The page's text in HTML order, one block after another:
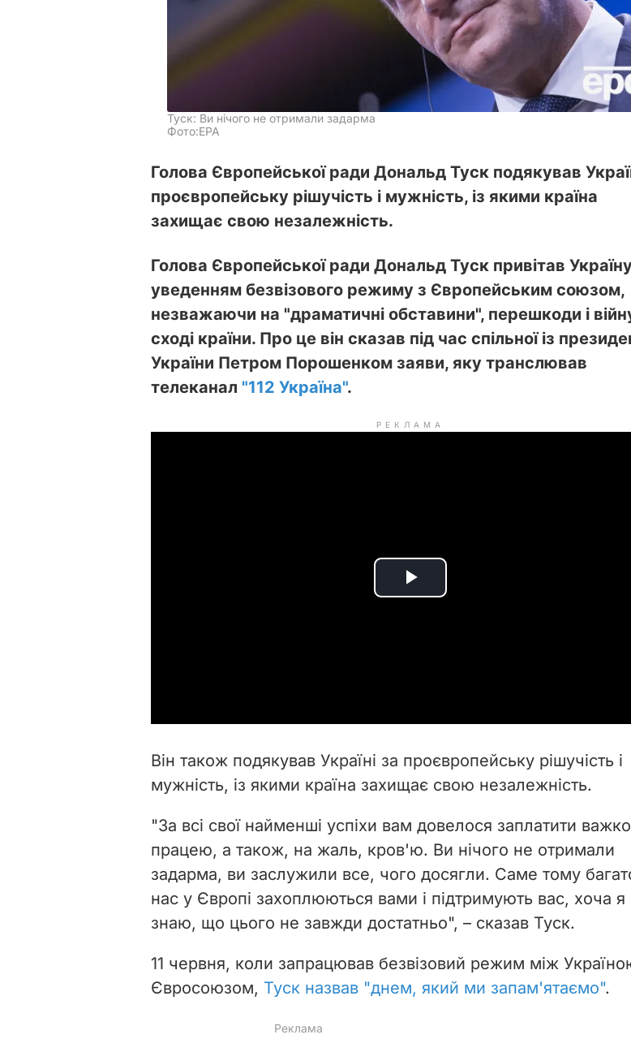
Туск: Ви нічого не отримали задарма
Фото:ЕРА
Голова Європейської ради Дональд Туск подякував
проєвропейську рішучість і мужність, із якими країна
захищає свою незалежність.
Голова Європейської ради Дональд Туск привітав
уведенням безвізового режиму з Європейським союзом,
незважаючи на "драматичні обставини", перешкоди і
сході країни. Про це він сказав під час спільної із
України Петром Порошенком заяви, яку транслював
телеканал "112 Україна".
РЕКЛАМА
P
i
d
e
o
Він також подякував Україні за проєвропейську рішучість і
мужність, із якими країна захищає свою незалежність.
"За всі свої найменші успіхи вам довелося заплатити
працею, а також, на жаль, кров'ю. Ви нічого не отримали
задарма, ви заслужили все, чого досягли. Саме тому
нас у Європі захоплюються вами і підтримують вас, хоча я
знаю, що цього не завжди достатньо", – сказав Туск.
11 червня, коли запрацював безвізовий режим між
Євросоюзом, Туск назвав "днем, який ми запам'ятаємо".